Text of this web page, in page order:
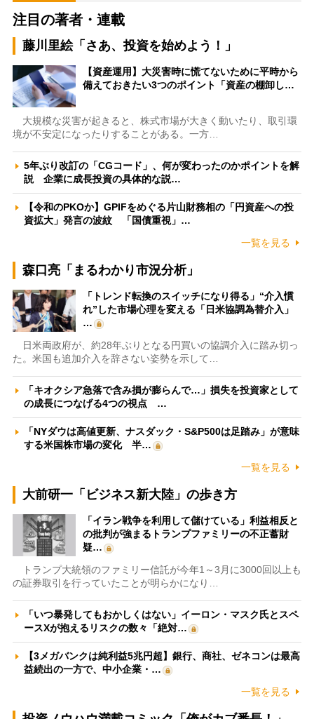
注目の著者・連載
藤川里絵「さあ、投資を始めよう！」
【資産運用】大災害時に慌てないために平時から
備えておきたい3つのポイント「資産の棚卸し…
大規模な災害が起きると、株式市場が大きく動いたり、取引環
境が不安定になったりすることがある。一方…
5年ぶり改訂の「CGコード」、何が変わったのかポイントを解
説 企業に成長投資の具体的な説…
【令和のPKOか】GPIFをめぐる片山財務相の「円資産への投
資拡大」発言の波紋 「国債重視」…
一覧を見る
森口亮「まるわかり市況分析」
「トレンド転換のスイッチになり得る」“介入慣
れ”した市場心理を変える「日米協調為替介入」
…
日米両政府が、約28年ぶりとなる円買いの協調介入に踏み切っ
た。米国も追加介入を辞さない姿勢を示して…
「キオクシア急落で含み損が膨らんで…」損失を投資家として
の成長につなげる4つの視点 …
「NYダウは高値更新、ナスダック・S&P500は足踏み」が意味
する米国株市場の変化 半…
一覧を見る
大前研一「ビジネス新大陸」の歩き方
「イラン戦争を利用して儲けている」利益相反と
の批判が強まるトランプファミリーの不正蓄財
疑…
トランプ大統領のファミリー信託が今年1～3月に3000回以上も
の証券取引を行っていたことが明らかになり…
「いつ暴発してもおかしくはない」イーロン・マスク氏とスペ
ースXが抱えるリスクの数々「絶対…
【3メガバンクは純利益5兆円超】銀行、商社、ゼネコンは最高
益続出の一方で、中小企業・…
一覧を見る